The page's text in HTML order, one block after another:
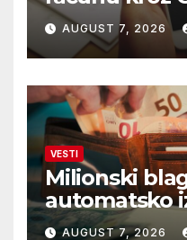
AUGUST 7, 2026
VESTI
Milionski
automatsko
poreza
AUGUST 7, 2026